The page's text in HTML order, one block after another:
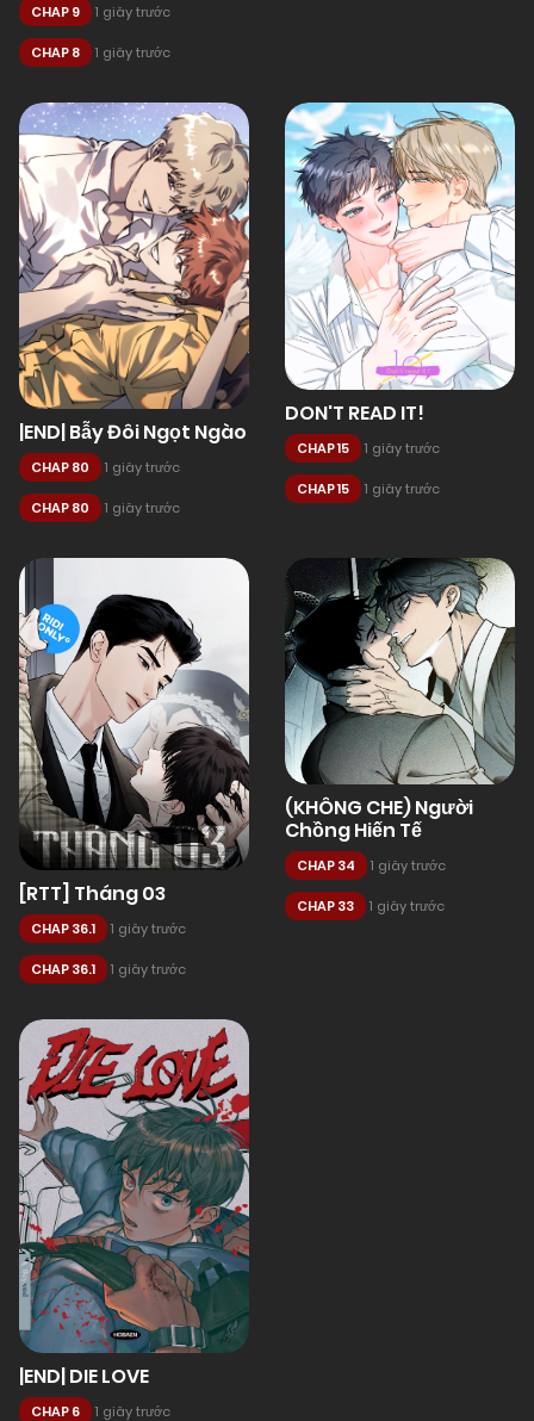
CHAP 9 1 giây trước
CHAP 8 1 giây trước
|END| Bẫy Đôi Ngọt Ngào
CHAP 80 1 giây trước
CHAP 80 1 giây trước
DON'T READ IT!
CHAP 15 1 giây trước
CHAP 15 1 giây trước
[RTT] Tháng 03
CHAP 36.1 1 giây trước
CHAP 36.1 1 giây trước
(KHÔNG CHE) Người
Chồng Hiến Tế
CHAP 34 1 giây trước
CHAP 33 1 giây trước
|END| DIE LOVE
CHAP 6 1 giây trước